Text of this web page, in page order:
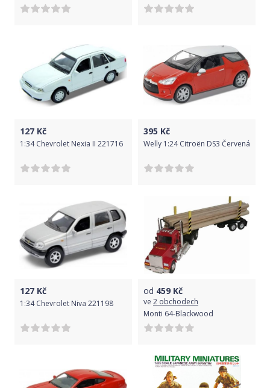
127 Kč
1:34 Chevrolet Nexia II 221716
395 Kč
Welly 1:24 Citroën DS3 Červená
127 Kč
1:34 Chevrolet Niva 221198
od 459 Kč
ve 2 obchodech
Monti 64-Blackwood